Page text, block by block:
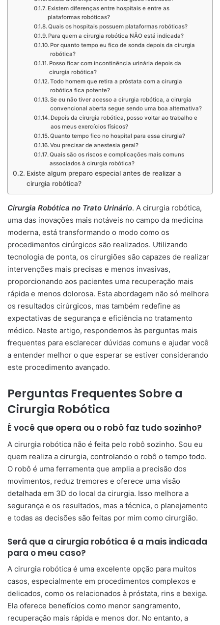
Existem diferenças entre hospitais e entre as
plataformas robóticas?
Quais os hospitais possuem plataformas robóticas?
Para quem a cirurgia robótica NÃO está indicada?
Por quanto tempo eu fico de sonda depois da cirurgia
robótica?
Posso ficar com incontinência urinária depois da
cirurgia robótica?
Todo homem que retira a próstata com a cirurgia
robótica fica potente?
Se eu não tiver acesso a cirurgia robótica, a cirurgia
convencional aberta segue sendo uma boa alternativa?
Depois da cirurgia robótica, posso voltar ao trabalho e
aos meus exercícios físicos?
Quanto tempo fico no hospital para essa cirurgia?
Vou precisar de anestesia geral?
Quais são os riscos e complicações mais comuns
associados à cirurgia robótica?
Existe algum preparo especial antes de realizar a
cirurgia robótica?
Cirurgia Robótica no Trato Urinário. A cirurgia robótica,
uma das inovações mais notáveis no campo da medicina
moderna, está transformando o modo como os
procedimentos cirúrgicos são realizados. Utilizando
tecnologia de ponta, os cirurgiões são capazes de realizar
intervenções mais precisas e menos invasivas,
proporcionando aos pacientes uma recuperação mais
rápida e menos dolorosa. Esta abordagem não só melhora
os resultados cirúrgicos, mas também redefine as
expectativas de segurança e eficiência no tratamento
médico. Neste artigo, respondemos às perguntas mais
frequentes para esclarecer dúvidas comuns e ajudar você
a entender melhor o que esperar se estiver considerando
este procedimento avançado.
Perguntas Frequentes Sobre a
Cirurgia Robótica
É você que opera ou o robô faz tudo sozinho?
A cirurgia robótica não é feita pelo robô sozinho. Sou eu
quem realiza a cirurgia, controlando o robô o tempo todo.
O robô é uma ferramenta que amplia a precisão dos
movimentos, reduz tremores e oferece uma visão
detalhada em 3D do local da cirurgia. Isso melhora a
segurança e os resultados, mas a técnica, o planejamento
e todas as decisões são feitas por mim como cirurgião.
Será que a cirurgia robótica é a mais indicada
para o meu caso?
A cirurgia robótica é uma excelente opção para muitos
casos, especialmente em procedimentos complexos e
delicados, como os relacionados à próstata, rins e bexiga.
Ela oferece benefícios como menor sangramento,
recuperação mais rápida e menos dor. No entanto, a